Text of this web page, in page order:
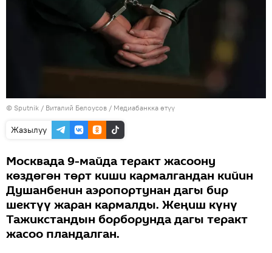
© Sputnik / Виталий Белоусов / Медиабанкка өтүү
Жазылуу
Москвада 9-майда теракт жасоону
көздөгөн төрт киши кармалгандан кийин
Душанбенин аэропортунан дагы бир
шектүү жаран кармалды. Жеңиш күнү
Тажикстандын борборунда дагы теракт
жасоо пландалган.